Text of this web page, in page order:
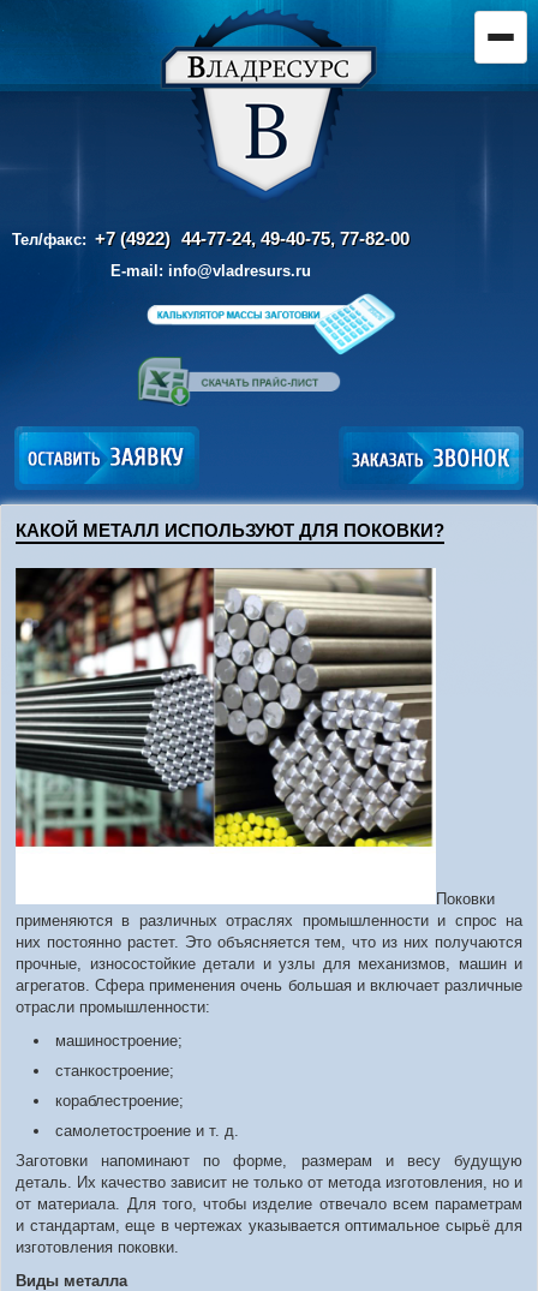
Тел/факс: +7 (4922) 44-77-24, 49-40-75, 77-82-00
E-mail: info@vladresurs.ru
КАКОЙ МЕТАЛЛ ИСПОЛЬЗУЮТ ДЛЯ ПОКОВКИ?
Поковки
применяются в различных отраслях промышленности и спрос на
них постоянно растет. Это объясняется тем, что из них получаются
прочные, износостойкие детали и узлы для механизмов, машин и
агрегатов. Сфера применения очень большая и включает различные
отрасли промышленности:
машиностроение;
станкостроение;
кораблестроение;
самолетостроение и т. д.
Заготовки напоминают по форме, размерам и весу будущую
деталь. Их качество зависит не только от метода изготовления, но и
от материала. Для того, чтобы изделие отвечало всем параметрам
и стандартам, еще в чертежах указывается оптимальное сырьё для
изготовления поковки.
Виды металла